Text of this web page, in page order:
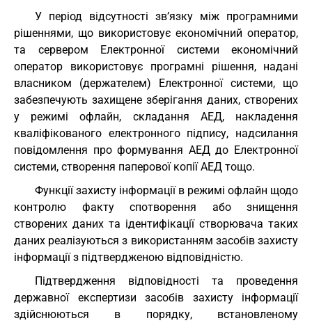
У період відсутності зв’язку між програмними
рішеннями, що використовує економічний оператор,
та сервером Електронної системи економічний
оператор використовує програмні рішення, надані
власником (держателем) Електронної системи, що
забезпечують захищене зберігання даних, створених
у режимі офлайн, складання АЕД, накладення
кваліфікованого електронного підпису, надсилання
повідомлення про формування АЕД до Електронної
системи, створення паперової копії АЕД тощо.
Функції захисту інформації в режимі офлайн щодо
контролю факту спотворення або знищення
створених даних та ідентифікації створювача таких
даних реалізуються з використанням засобів захисту
інформації з підтвердженою відповідністю.
Підтвердження відповідності та проведення
державної експертизи засобів захисту інформації
здійснюються в порядку, встановленому